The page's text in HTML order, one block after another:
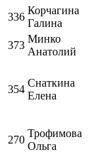
336
Корчагина
Галина
373
Минко
Анатолий
354
Снаткина
Елена
270
Трофимова
Ольга